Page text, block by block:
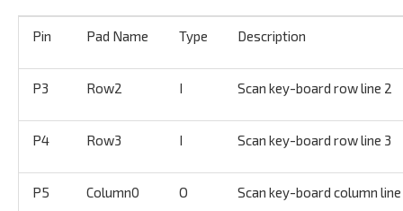
Pin Pad Name Type Description
P3 Row2 I Scan key-board row line 2
P4 Row3 I Scan key-board row line 3
P5 Column0 O Scan key-board column